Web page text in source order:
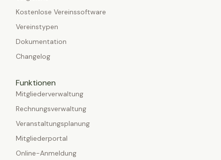
Kostenlose Vereinssoftware
Vereinstypen
Dokumentation
Changelog
Funktionen
Mitgliederverwaltung
Rechnungsverwaltung
Veranstaltungsplanung
Mitgliederportal
Online-Anmeldung